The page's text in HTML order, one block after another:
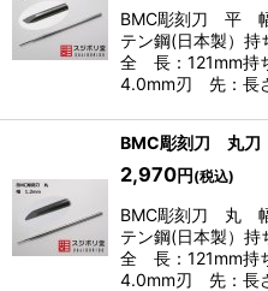
並び順:
絞
BMC彫刻刀 平
テン鋼(日本製
全 長：121mm
4.0mm刃 先：
BMC彫刻刀 丸
2,970円 (税込)
BMC彫刻刀 丸
テン鋼(日本製
全 長：121mm
4.0mm刃 先：